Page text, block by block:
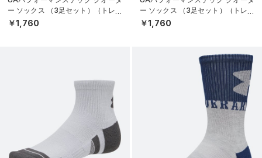
ー ソックス （3足セット）（トレー
ニング/UNISEX）
￥1,760
ー ソックス （3足セット）（トレー
ニング/UNISEX）
￥1,760